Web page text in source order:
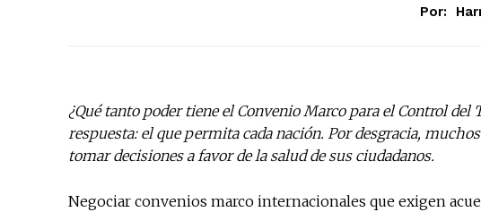
Por:
¿Qué tanto poder tiene el Convenio Marco para el Control del
respuesta: el que permita cada nación. Por desgracia,
tomar decisiones a favor de la salud de sus ciudadanos.
Negociar convenios marco internacionales que exigen